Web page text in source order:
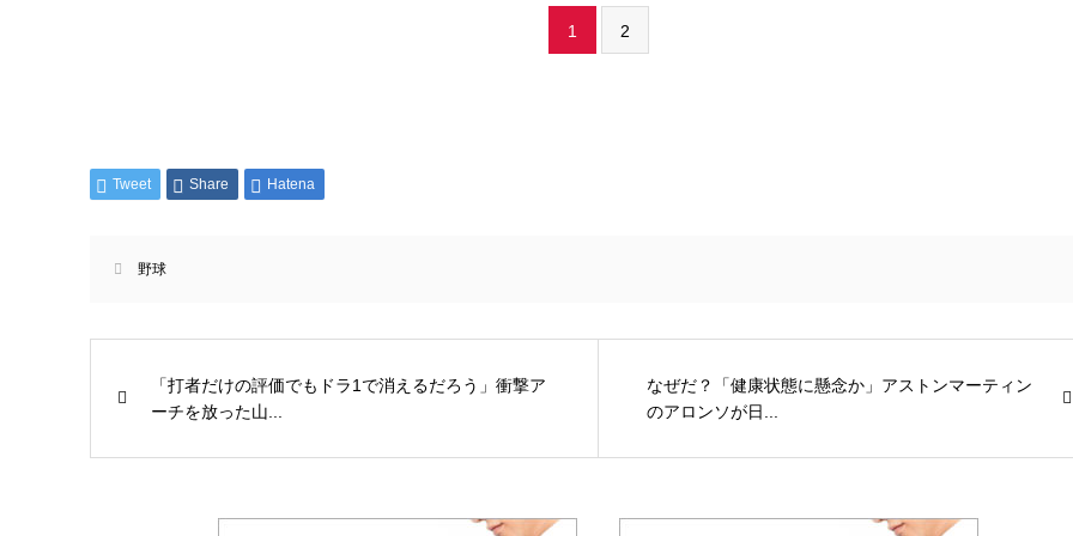
1 2
Tweet Share Hatena
野球
「打者だけの評価でもドラ1で消えるだろう」衝撃ア
ーチを放った山...
なぜだ？「健康状態に懸念か」アストンマーティン
のアロンソが日...